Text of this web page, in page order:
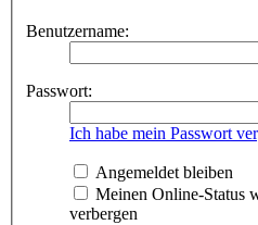
Benutzername:
Passwort:
Ich habe mein Passwort
Angemeldet bleiben
Meinen Online-Status
verbergen